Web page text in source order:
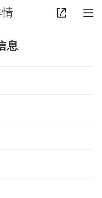
情
息